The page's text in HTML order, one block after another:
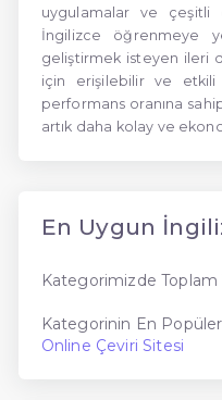
uygulamalar ve çeşitli
İngilizce öğrenmeye
geliştirmek isteyen ileri
için erişilebilir ve
performans oranına
artık daha kolay ve
En Uygun
Kategorimizde Toplam
Kategorinin En Popüler
Online Çeviri Sitesi